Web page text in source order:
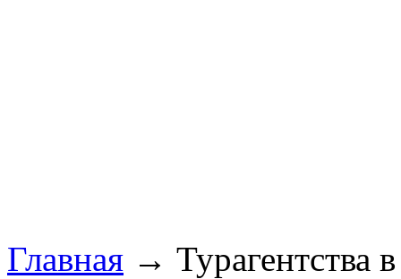
Главная → Турагентства